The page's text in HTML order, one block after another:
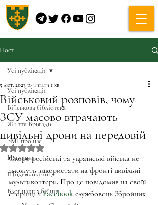
Пост
Усі публікації
Військова бібліотека
Життя Бригади
ЗМІ про нас
Навчання
Щоденник бійця
Блог наших бійців
Усі публікації
Військовий розповів, чому
ЗСУ масово втрачають
цивільні дрони на передовій
5 лют. 2023 р.Читати 1 хв
Оцінка: NaN з 5 зірок.
Скоро російські та українські війська не
зможуть використати на фронті цивільні
мультикоптери. Про це повідомив на своїй
сторінці у Facebook службовець Збройних